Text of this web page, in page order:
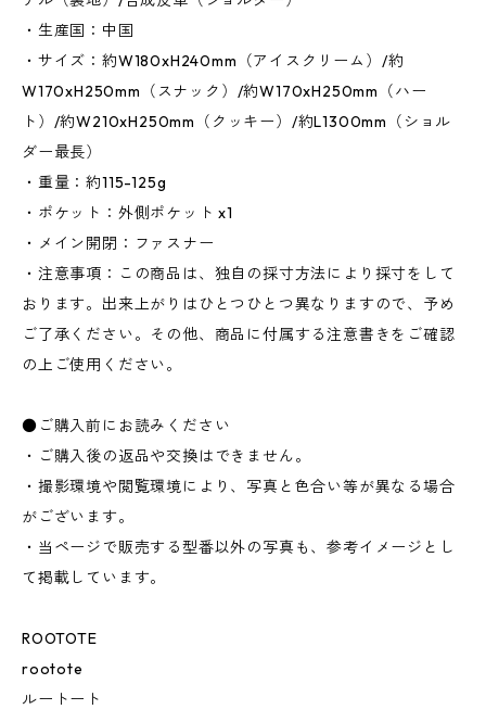
・生産国：中国
・サイズ：約W180xH240mm（アイスクリーム）/約
W170xH250mm（スナック）/約W170xH250mm（ハー
ト）/約W210xH250mm（クッキー）/約L1300mm（ショル
ダー最長）
・重量：約115-125g
・ポケット：外側ポケット x1
・メイン開閉：ファスナー
・注意事項：この商品は、独自の採寸方法により採寸をして
おります。出来上がりはひとつひとつ異なりますので、予め
ご了承ください。その他、商品に付属する注意書きをご確認
の上ご使用ください。
●ご購入前にお読みください
・ご購入後の返品や交換はできません。
・撮影環境や閲覧環境により、写真と色合い等が異なる場合
がございます。
・当ページで販売する型番以外の写真も、参考イメージとし
て掲載しています。
ROOTOTE
rootote
ルートート